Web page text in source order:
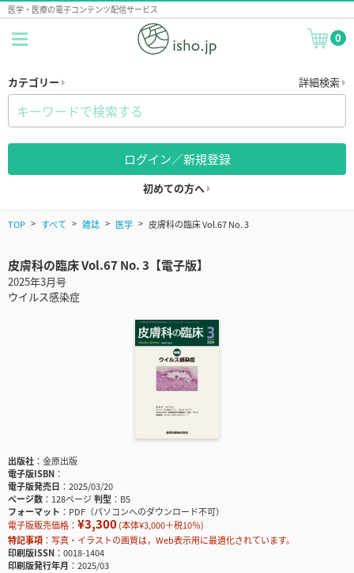
医学・医療の電子コンテンツ配信サービス
0
カテゴリー 詳細検索
ログイン／新規登録
初めての方へ
TOP すべて 雑誌 医学 皮膚科の臨床 Vol.67 No. 3
皮膚科の臨床 Vol.67 No. 3【電子版】
2025年3月号
ウイルス感染症
出版社
金原出版
電子版ISBN
電子版発売日
2025/03/20
ページ数
128ページ判型
B5
フォーマット
PDF（パソコンへのダウンロード不可）
電子版販売価格： ¥3,300(本体¥3,000＋税10％)
特記事項
写真・イラストの画質は，Web表示用に最適化されています。
印刷版ISSN
0018-1404
印刷版発行年月
2025/03